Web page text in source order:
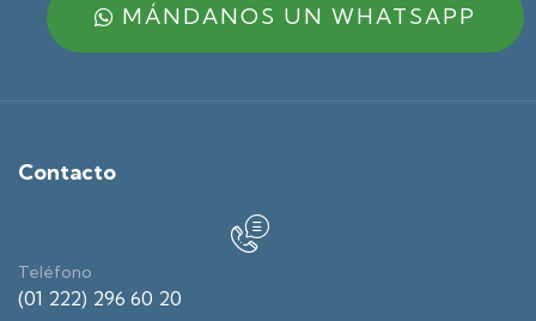
MÁNDANOS UN WHATSAPP
Contacto
Teléfono
(01 222) 296 60 20